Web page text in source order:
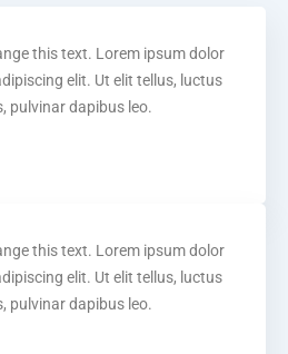
this text. Lorem ipsum dolor
elit. Ut elit tellus, luctus
pulvinar dapibus leo.
this text. Lorem ipsum dolor
elit. Ut elit tellus, luctus
pulvinar dapibus leo.